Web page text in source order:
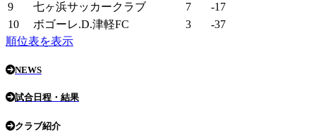
9
七ヶ浜サッカークラブ 7
-17
10
ボゴーレ.D.津軽FC 3
-37
順位表を表示
NEWS
試合日程・結果
クラブ紹介